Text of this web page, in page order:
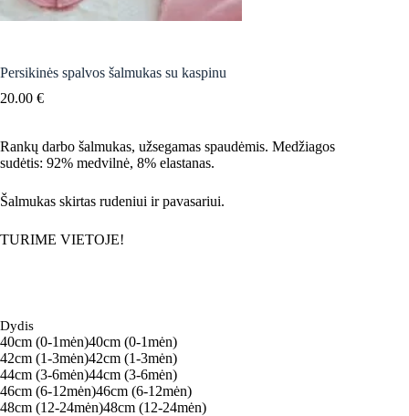
Persikinės spalvos šalmukas su kaspinu
20.00 €
Rankų darbo šalmukas, užsegamas spaudėmis. Medžiagos
sudėtis: 92% medvilnė, 8% elastanas.
Šalmukas skirtas rudeniui ir pavasariui.
TURIME VIETOJE!
Dydis
40cm (0-1mėn)40cm (0-1mėn)
42cm (1-3mėn)42cm (1-3mėn)
44cm (3-6mėn)44cm (3-6mėn)
46cm (6-12mėn)46cm (6-12mėn)
48cm (12-24mėn)48cm (12-24mėn)